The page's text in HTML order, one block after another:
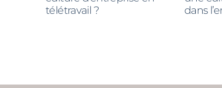
télétravail ?
dans